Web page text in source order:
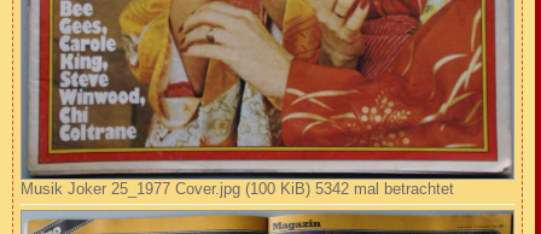
Musik Joker 25_1977 Cover.jpg (100 KiB) 5342 mal betrachtet